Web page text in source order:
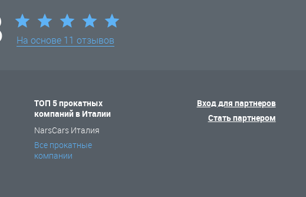
На основе 11 отзывов
ТОП 5 прокатных
компаний в Италии
NarsCars Италия
Все прокатные
компании
Вход для партнеров
Стать партнером